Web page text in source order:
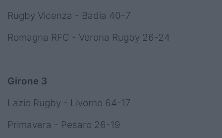
Rugby Vicenza - Badia 40-7
Romagna RFC - Verona Rugby 26-24
Girone 3
Lazio Rugby - Livorno 64-17
Primavera - Pesaro 26-19